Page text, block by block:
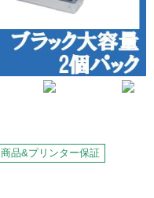
商品&プリンター保証